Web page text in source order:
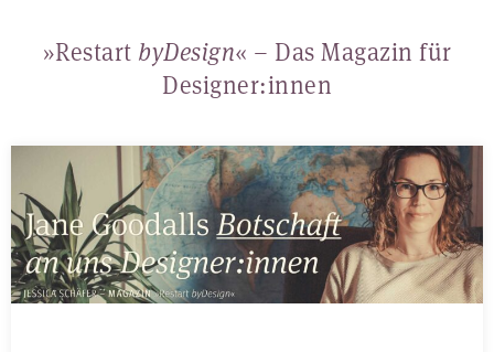
»Restart byDesign« – Das Magazin für
Designer:innen